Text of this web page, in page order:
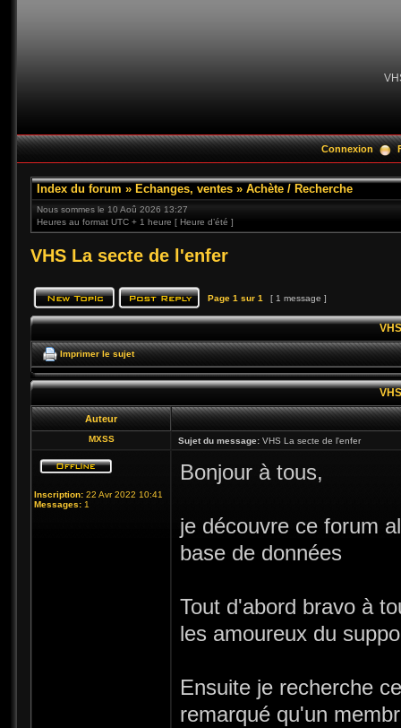
Connexion
Index du forum » Echanges, ventes » Achète / Recherche
Nous sommes le 10 Aoû 2026 13:27
Heures au format UTC + 1 heure [ Heure d’été ]
VHS La secte de l'enfer
Page 1 sur 1 [ 1 message ]
Imprimer le sujet
Auteur
MXSS Sujet du message: VHS La secte de l'enfer
Inscription: 22 Avr 2022 10:41
Messages: 1
Bonjour à tous,
je découvre ce forum
base de données
Tout d'abord bravo à
les amoureux du
Ensuite je recherche
remarqué qu'un